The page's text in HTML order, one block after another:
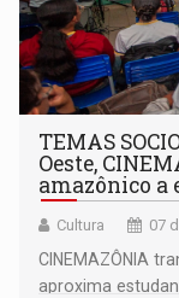
TEMAS
Oeste,
amazônico a
Cultura 07
CINEMAZÔNIA
aproxima